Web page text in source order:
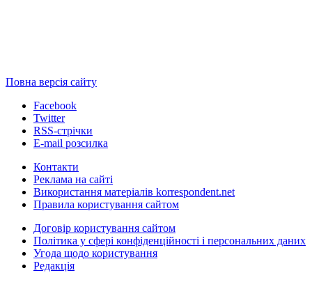
Повна версія сайту
Facebook
Twitter
RSS-стрічки
E-mail розсилка
Контакти
Реклама на сайті
Використання матеріалів korrespondent.net
Правила користування сайтом
Договір користування сайтом
Політика у сфері конфіденційності і персональних даних
Угода щодо користування
Редакція